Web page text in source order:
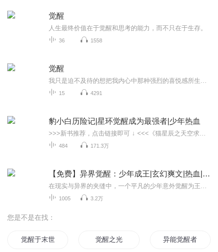
觉醒
人生最终价值在于觉醒和思考的能力，而不只在于生存。
36 1558
觉醒
15 4291
豹小白历险记|星环觉醒成为最强者|少年热血
484 171.3万
【免费】异界觉醒：少年成王|玄幻爽文|热血|多播
1005 3.2万
您是不是在找：
觉醒于末世 觉醒之光 异能觉醒者